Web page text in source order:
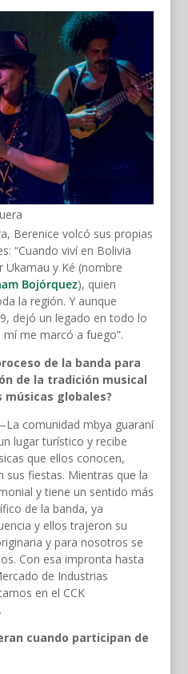
Berenice volcó sus propias
“Cuando viví en Bolivia
Ukamau y Ké (nombre
Bojórquez), quien
la región. Y aunque
dejó un legado en todo lo
me marcó a fuego”.
de la banda para
de la tradición musical
globales?
comunidad mbya guaraní
lugar turístico y recibe
que ellos conocen,
sus fiestas. Mientras que la
y tiene un sentido más
de la banda, ya
y ellos trajeron su
y para nosotros se
Con esa impronta hasta
de Industrias
en el CCK
cuando participan de